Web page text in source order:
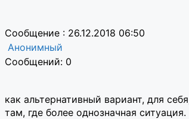
Сообщение : 26.12.2018 06:50
Анонимный
Сообщений: 0
как альтернативный вариант, для
там, где более однозначная ситуация.